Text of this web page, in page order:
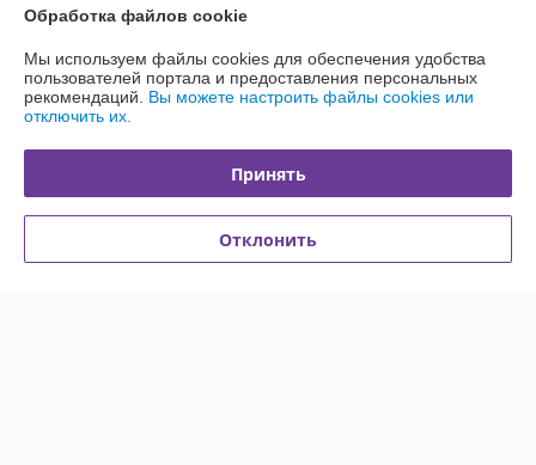
О нас
Обработка файлов cookie
Мы используем файлы cookies для обеспечения удобства
пользователей портала и предоставления персональных
рекомендаций. Вы можете настроить файлы cookies или
отключить их.
Принять
Отклонить